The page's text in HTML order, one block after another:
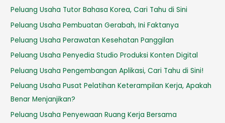
Peluang Usaha Tutor Bahasa Korea, Cari Tahu di Sini
Peluang Usaha Pembuatan Gerabah, Ini Faktanya
Peluang Usaha Perawatan Kesehatan Panggilan
Peluang Usaha Penyedia Studio Produksi Konten Digital
Peluang Usaha Pengembangan Aplikasi, Cari Tahu di Sini!
Peluang Usaha Pusat Pelatihan Keterampilan Kerja, Apakah
Benar Menjanjikan?
Peluang Usaha Penyewaan Ruang Kerja Bersama